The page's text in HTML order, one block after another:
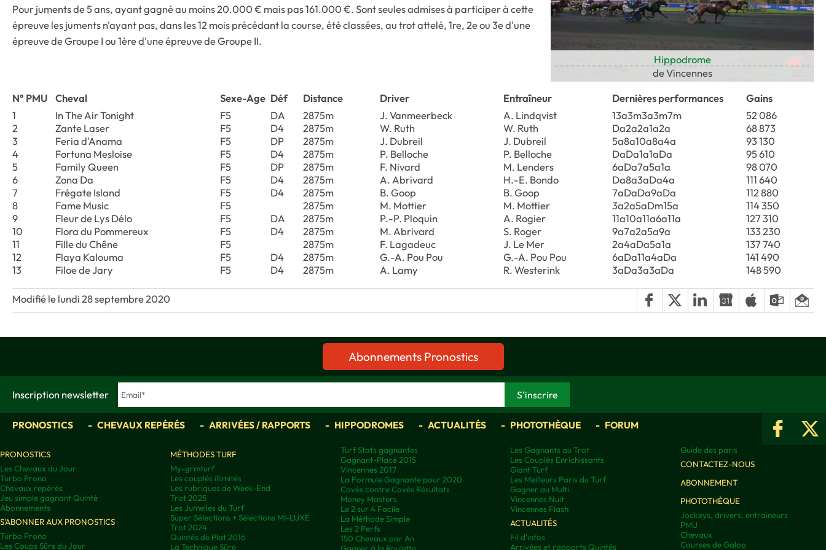
Hippodrome
de Vincennes
Pour juments de 5 ans, ayant gagné au moins 20.000 € mais pas 161.000 €. Sont seules admises à participer à cette
épreuve les juments n'ayant pas, dans les 12 mois précédant la course, été classées, au trot attelé, 1re, 2e ou 3e d'une
épreuve de Groupe I ou 1ère d'une épreuve de Groupe II.
N° PMU Cheval Sexe-Age Déf Distance Driver Entraîneur Dernières performances
Gains
1
In The Air Tonight F5 DA 2875m J. Vanmeerbeck A. Lindqvist 13a3m3a3m7m
52 086
2
Zante Laser F5 D4 2875m W. Ruth W. Ruth Da2a2a1a2a
68 873
3
Feria d'Anama F5 DP 2875m J. Dubreil J. Dubreil 5a8a10a8a4a
93 130
4
Fortuna Mesloise F5 D4 2875m P. Belloche P. Belloche DaDa1a1aDa
95 610
5
Family Queen F5 DP 2875m F. Nivard M. Lenders 6aDa7a5a1a
98 070
6
Zona Da F5 D4 2875m A. Abrivard H.-E. Bondo Da8a3aDa4a
111 640
7
Frégate Island F5 D4 2875m B. Goop B. Goop 7aDaDa9aDa
112 880
8
Fame Music F5 2875m M. Mottier M. Mottier 3a2a5aDm15a
114 350
9
Fleur de Lys Délo F5 DA 2875m P.-P. Ploquin A. Rogier 11a10a11a6a11a
127 310
10
Flora du Pommereux F5 D4 2875m M. Abrivard S. Roger 9a7a2a5a9a
133 230
11
Fille du Chêne F5 2875m F. Lagadeuc J. Le Mer 2a4aDa5a1a
137 740
12
Flaya Kalouma F5 D4 2875m G.-A. Pou Pou G.-A. Pou Pou 6aDa11a4aDa
141 490
13
Filoe de Jary F5 D4 2875m A. Lamy R. Westerink 3aDa3a3aDa 148 590
Modifié le lundi 28 septembre 2020
Abonnements Pronostics
Inscription newsletter
PRONOSTICS CHEVAUX REPÉRÉS ARRIVÉES / RAPPORTS HIPPODROMES ACTUALITÉS PHOTOTHÈQUE FORUM
PRONOSTICS
Les Chevaux du Jour
Turbo Prono
Chevaux repérés
Jeu simple gagnant Quinté
Abonnements
S'ABONNER AUX PRONOSTICS
Turbo Prono
Les Coups Sûrs du Jour
MÉTHODES TURF
My-grmturf
Les couplés illimités
Les rubriques de Week-End
Trot 2025
Les Jumelles du Turf
Super Sélections + Sélections MI-LUXE
Trot 2024
Quintés de Plat 2016
La Technique Sûre
Turf Stats gagnantes
Gagnant-Placé 2015
Vincennes 2017
La Formule Gagnante pour 2020
Covès contre Covès Résultats
Money Masters
Le 2 sur 4 Facile
La Méthode Simple
Les 2 Perfs
150 Chevaux par An
Gagner à la Roulette
Les Gagnants au Trot
Les Couplés Enrichissants
Giant Turf
Les Meilleurs Paris du Turf
Gagner au Multi
Vincennes Nuit
Vincennes Flash
ACTUALITÉS
Fil d'infos
Arrivées et rapports Quintés
Guide des paris
CONTACTEZ-NOUS
ABONNEMENT
PHOTOTHÈQUE
Jockeys, drivers, entraineurs
PMU
Chevaux
Courses de Galop